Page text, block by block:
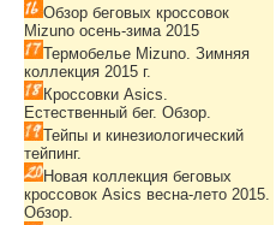
Обзор беговых кроссовок
Mizuno осень-зима 2015
Термобелье Mizuno. Зимняя
коллекция 2015 г.
Кроссовки Asics.
Естественный бег. Обзор.
Тейпы и кинезиологический
тейпинг.
Новая коллекция беговых
кроссовок Asics весна-лето 2015.
Обзор.